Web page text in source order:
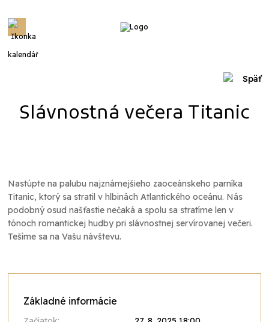
Späť
Slávnostná večera Titanic
Nastúpte na palubu najznámejšieho zaoceánskeho parníka
Titanic, ktorý sa stratil v hlbinách Atlantického oceánu. Nás
podobný osud našťastie nečaká a spolu sa stratíme len v
tónoch romantickej hudby pri slávnostnej servírovanej večeri.
Tešíme sa na Vašu návštevu.
Základné informácie